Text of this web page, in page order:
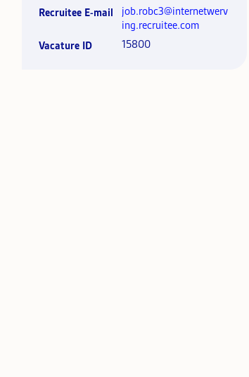
Recruitee E-mail
job.robc3@internetwerv
ing.recruitee.com
Vacature ID
15800